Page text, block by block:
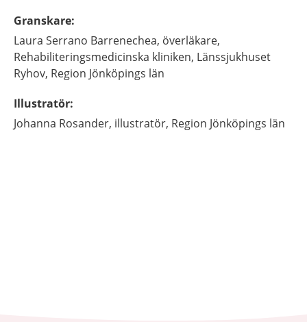
Granskare:
Laura Serrano Barrenechea, överläkare,
Rehabiliteringsmedicinska kliniken, Länssjukhuset
Ryhov, Region Jönköpings län
Illustratör:
Johanna Rosander, illustratör, Region Jönköpings län